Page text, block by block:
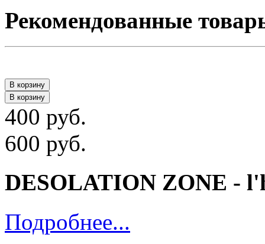
Рекомендованные
В корзину
В корзину
400 руб.
600 руб.
DESOLATION ZONE -
Подробнее...